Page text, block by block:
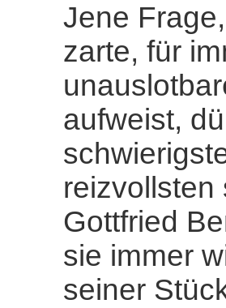
Jene
zarte, für
aufweist,
reizvollsten
Gottfried
sie immer
seiner